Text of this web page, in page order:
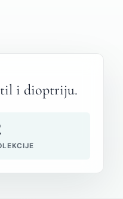
i dioptriju.